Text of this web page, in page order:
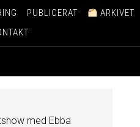
PUBLICERAT
ARKIVET
med Ebba